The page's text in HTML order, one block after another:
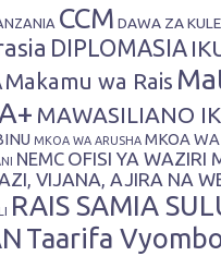
CCM DAWA ZA
DIPLOMASIA
Makamu wa Rais
MAWASILIANO
MKOA WA ARUSHA MKOA
NEMC OFISI YA WAZIRI
VIJANA, AJIRA NA
RAIS SAMIA
Taarifa